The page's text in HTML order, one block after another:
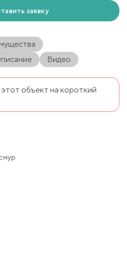
заявку
Видео
объект на короткий